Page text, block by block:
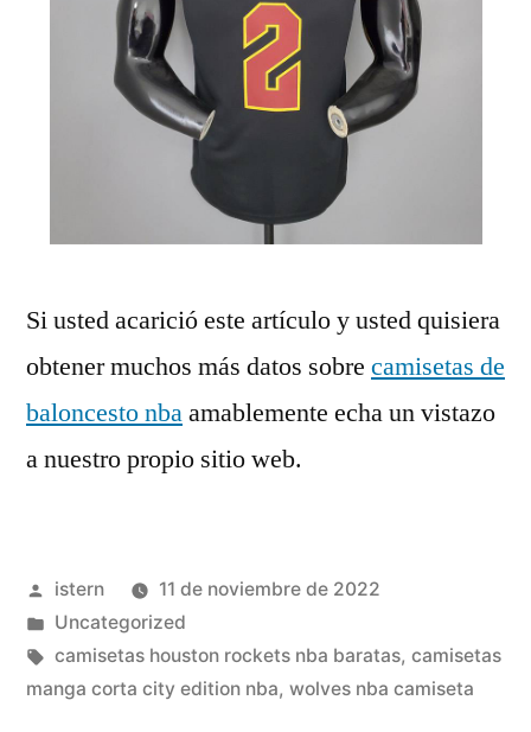
Si usted acarició este artículo y usted quisiera
obtener muchos más datos sobre camisetas de
baloncesto nbaamablemente echa un vistazo
a nuestro propio sitio web.
Publicado
por
istern
11 de noviembre de 2022
Publicado
en
Uncategorized
Etiquetas:
camisetas houston rockets nba baratas, camisetas
manga corta city edition nba, wolves nba camiseta